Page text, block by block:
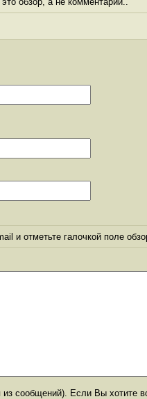
и отметьте галочкой поле
из сообщений). Если Вы хотите